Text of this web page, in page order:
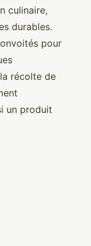
culinaire,
durables.
pour
récolte de
un produit